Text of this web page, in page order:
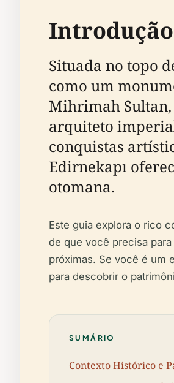
Introdução
Situada no topo
como um
Mihrimah
arquiteto
conquistas
Edirnekapı
otomana.
Este guia explora o rico
de que você precisa
próximas. Se você é um
para descobrir o
SUMÁRIO
Contexto Histórico e